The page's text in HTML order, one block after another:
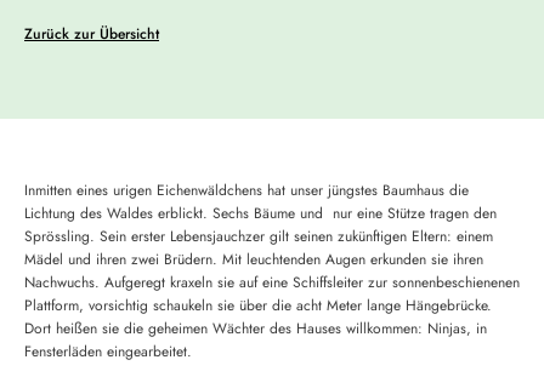
Zurück zur Übersicht
Inmitten eines urigen Eichenwäldchens hat unser jüngstes Baumhaus die
Lichtung des Waldes erblickt. Sechs Bäume und nur eine Stütze tragen den
Sprössling. Sein erster Lebensjauchzer gilt seinen zukünftigen Eltern: einem
Mädel und ihren zwei Brüdern. Mit leuchtenden Augen erkunden sie ihren
Nachwuchs. Aufgeregt kraxeln sie auf eine Schiffsleiter zur sonnenbeschienenen
Plattform, vorsichtig schaukeln sie über die acht Meter lange Hängebrücke.
Dort heißen sie die geheimen Wächter des Hauses willkommen: Ninjas, in
Fensterläden eingearbeitet.